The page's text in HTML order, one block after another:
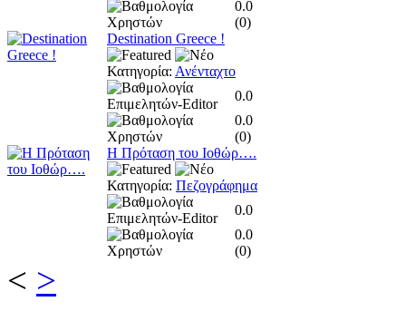
0.0
(0)
Destination Greece !
Κατηγορία: Ανένταχτο
0.0
0.0
(0)
Η Πρόταση του Ιοθώρ….
Κατηγορία: Πεζογράφημα
0.0
0.0
(0)
< >